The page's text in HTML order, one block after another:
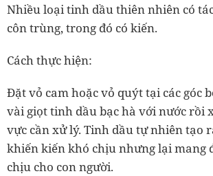
Nhiều loại tinh dầu thiên nhiên có
côn trùng, trong đó có kiến.
Cách thực hiện:
Đặt vỏ cam hoặc vỏ quýt tại các góc
vài giọt tinh dầu bạc hà với nước rồi
vực cần xử lý. Tinh dầu tự nhiên tạo
khiến kiến khó chịu nhưng lại mang
chịu cho con người.